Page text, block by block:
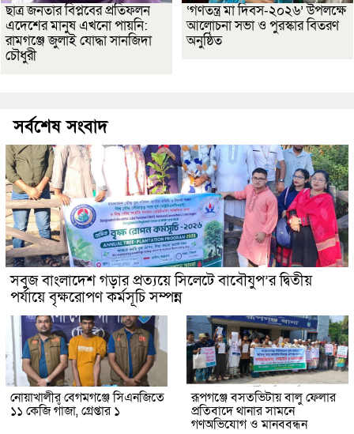
ছাত্র জনতার বিপ্লবের প্রতিফলন
এদেশের মানুষ এখনো পায়নি:
রামগঞ্জে জুলাই যোদ্ধা সানজিদা
চৌধুরী
‘গণতন্ত্র মা দিবস-২০২৬’ উপলক্ষে
আলোচনা সভা ও পুরস্কার বিতরণ
অনুষ্ঠিত
সর্বশেষ সংবাদ
সবুজ বাংলাদেশ গড়ার প্রত্যয়ে সিলেটে বাবৌযুপ’র দ্বিতীয়
পর্যায়ে বৃক্ষরোপণ কর্মসূচি সম্পন্ন
নোয়াখালীর বেগমগঞ্জে সিএনজিতে
১১ কেজি গাঁজা, গ্রেপ্তার ১
রূপগঞ্জে বসতভিটায় বালু ফেলার
প্রতিবাদে থানার সামনে
গণঅভিযোগ ও মানববন্ধন